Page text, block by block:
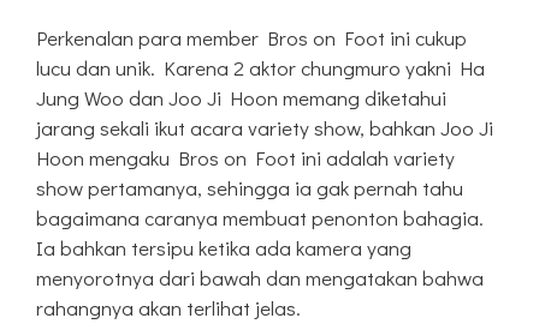
Perkenalan para member Bros on Foot ini cukup
lucu dan unik. Karena 2 aktor chungmuro yakni Ha
Jung Woo dan Joo Ji Hoon memang diketahui
jarang sekali ikut acara variety show, bahkan Joo Ji
Hoon mengaku Bros on Foot ini adalah variety
show pertamanya, sehingga ia gak pernah tahu
bagaimana caranya membuat penonton bahagia.
Ia bahkan tersipu ketika ada kamera yang
menyorotnya dari bawah dan mengatakan bahwa
rahangnya akan terlihat jelas.